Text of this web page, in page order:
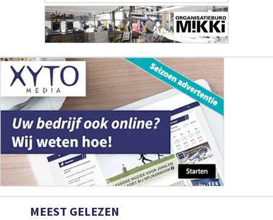
Overige dagbladen in de regio
voorbehouden
Algemene voorwaarden
Disclaimer
Privacy Statement